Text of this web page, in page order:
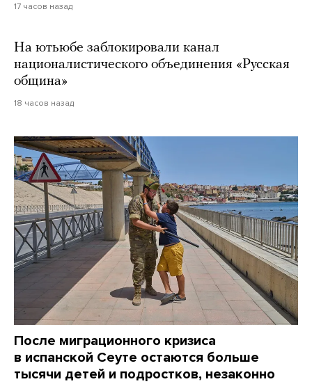
17 часов назад
На ютьюбе заблокировали канал
националистического объединения «Русская
община»
18 часов назад
После миграционного кризиса
в испанской Сеуте остаются больше
тысячи детей и подростков, незаконно